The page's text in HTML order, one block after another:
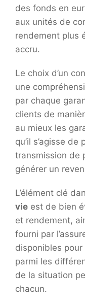
des fonds en
aux unités de
rendement plus
accru.
Le choix d’un
une
par chaque
clients de
au mieux les
qu’il s’agisse
transmission de
générer un
L’élément clé
vie est de bien
et rendement,
fourni par
disponibles
parmi les
de la situation
chacun.